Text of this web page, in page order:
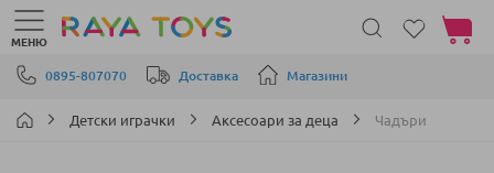
Прескачане към съдържанието
0895-807070 Доставка Магазини
МЕНЮ
Моята
Детски играчки Аксесоари за деца Чадъри